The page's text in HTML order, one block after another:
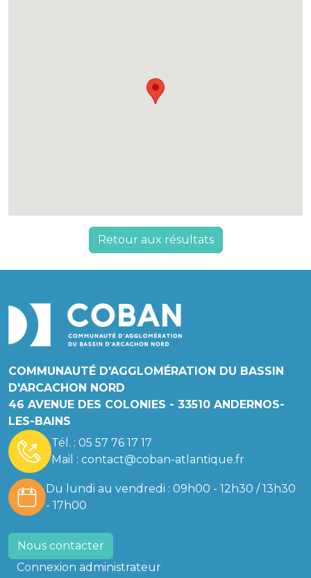
Retour aux résultats
COMMUNAUTÉ D'AGGLOMÉRATION DU BASSIN
D'ARCACHON NORD
46 AVENUE DES COLONIES - 33510 ANDERNOS-
LES-BAINS
Tél. : 05 57 76 17 17
Mail : contact@coban-atlantique.fr
Du lundi au vendredi : 09h00 - 12h30 / 13h30
- 17h00
Nous contacter
Connexion administrateur